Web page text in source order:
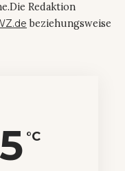
Redaktion
beziehungsweise
°C